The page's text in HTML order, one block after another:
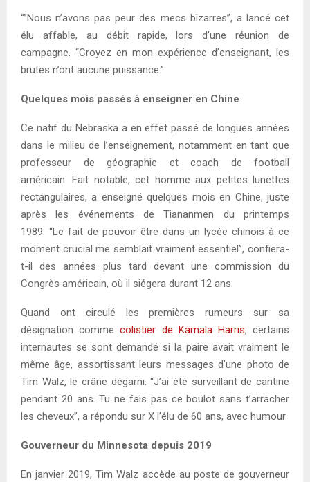
“”Nous n’avons pas peur des mecs bizarres”, a lancé cet
élu affable, au débit rapide, lors d’une réunion de
campagne. “Croyez en mon expérience d’enseignant, les
brutes n’ont aucune puissance.”
Quelques mois passés à enseigner en Chine
Ce natif du Nebraska a en effet passé de longues années
dans le milieu de l’enseignement, notamment en tant que
professeur de géographie et coach de football
américain. Fait notable, cet homme aux petites lunettes
rectangulaires, a enseigné quelques mois en Chine, juste
après les événements de Tiananmen du printemps
1989. “Le fait de pouvoir être dans un lycée chinois à ce
moment crucial me semblait vraiment essentiel”, confiera-
t-il des années plus tard devant une commission du
Congrès américain, où il siégera durant 12 ans.
Quand ont circulé les premières rumeurs sur sa
désignation commecolistier de Kamala Harris, certains
internautes se sont demandé si la paire avait vraiment le
même âge, assortissant leurs messages d’une photo de
Tim Walz, le crâne dégarni. “J’ai été surveillant de cantine
pendant 20 ans. Tu ne fais pas ce boulot sans t’arracher
les cheveux”, a répondu sur X l’élu de 60 ans, avec humour.
Gouverneur du Minnesota depuis 2019
En janvier 2019, Tim Walz accède au poste de gouverneur